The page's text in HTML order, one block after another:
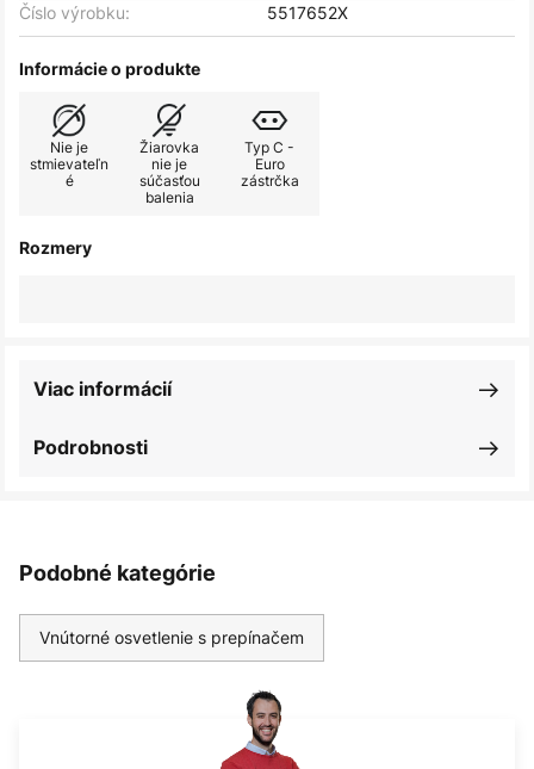
Číslo výrobku:
5517652X
Informácie o produkte
Nie je
stmievateľn
é
Žiarovka
nie je
súčasťou
balenia
Typ C -
Euro
zástrčka
Rozmery
Podrobnosti
Viac informácií
Podobné kategórie
Vnútorné osvetlenie s prepínačem